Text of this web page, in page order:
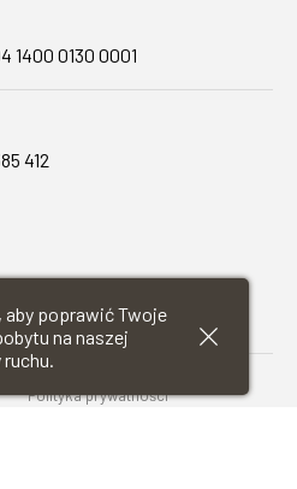
1400 0130 0001
412
Polityka prywatności
poprawić Twoje
na naszej